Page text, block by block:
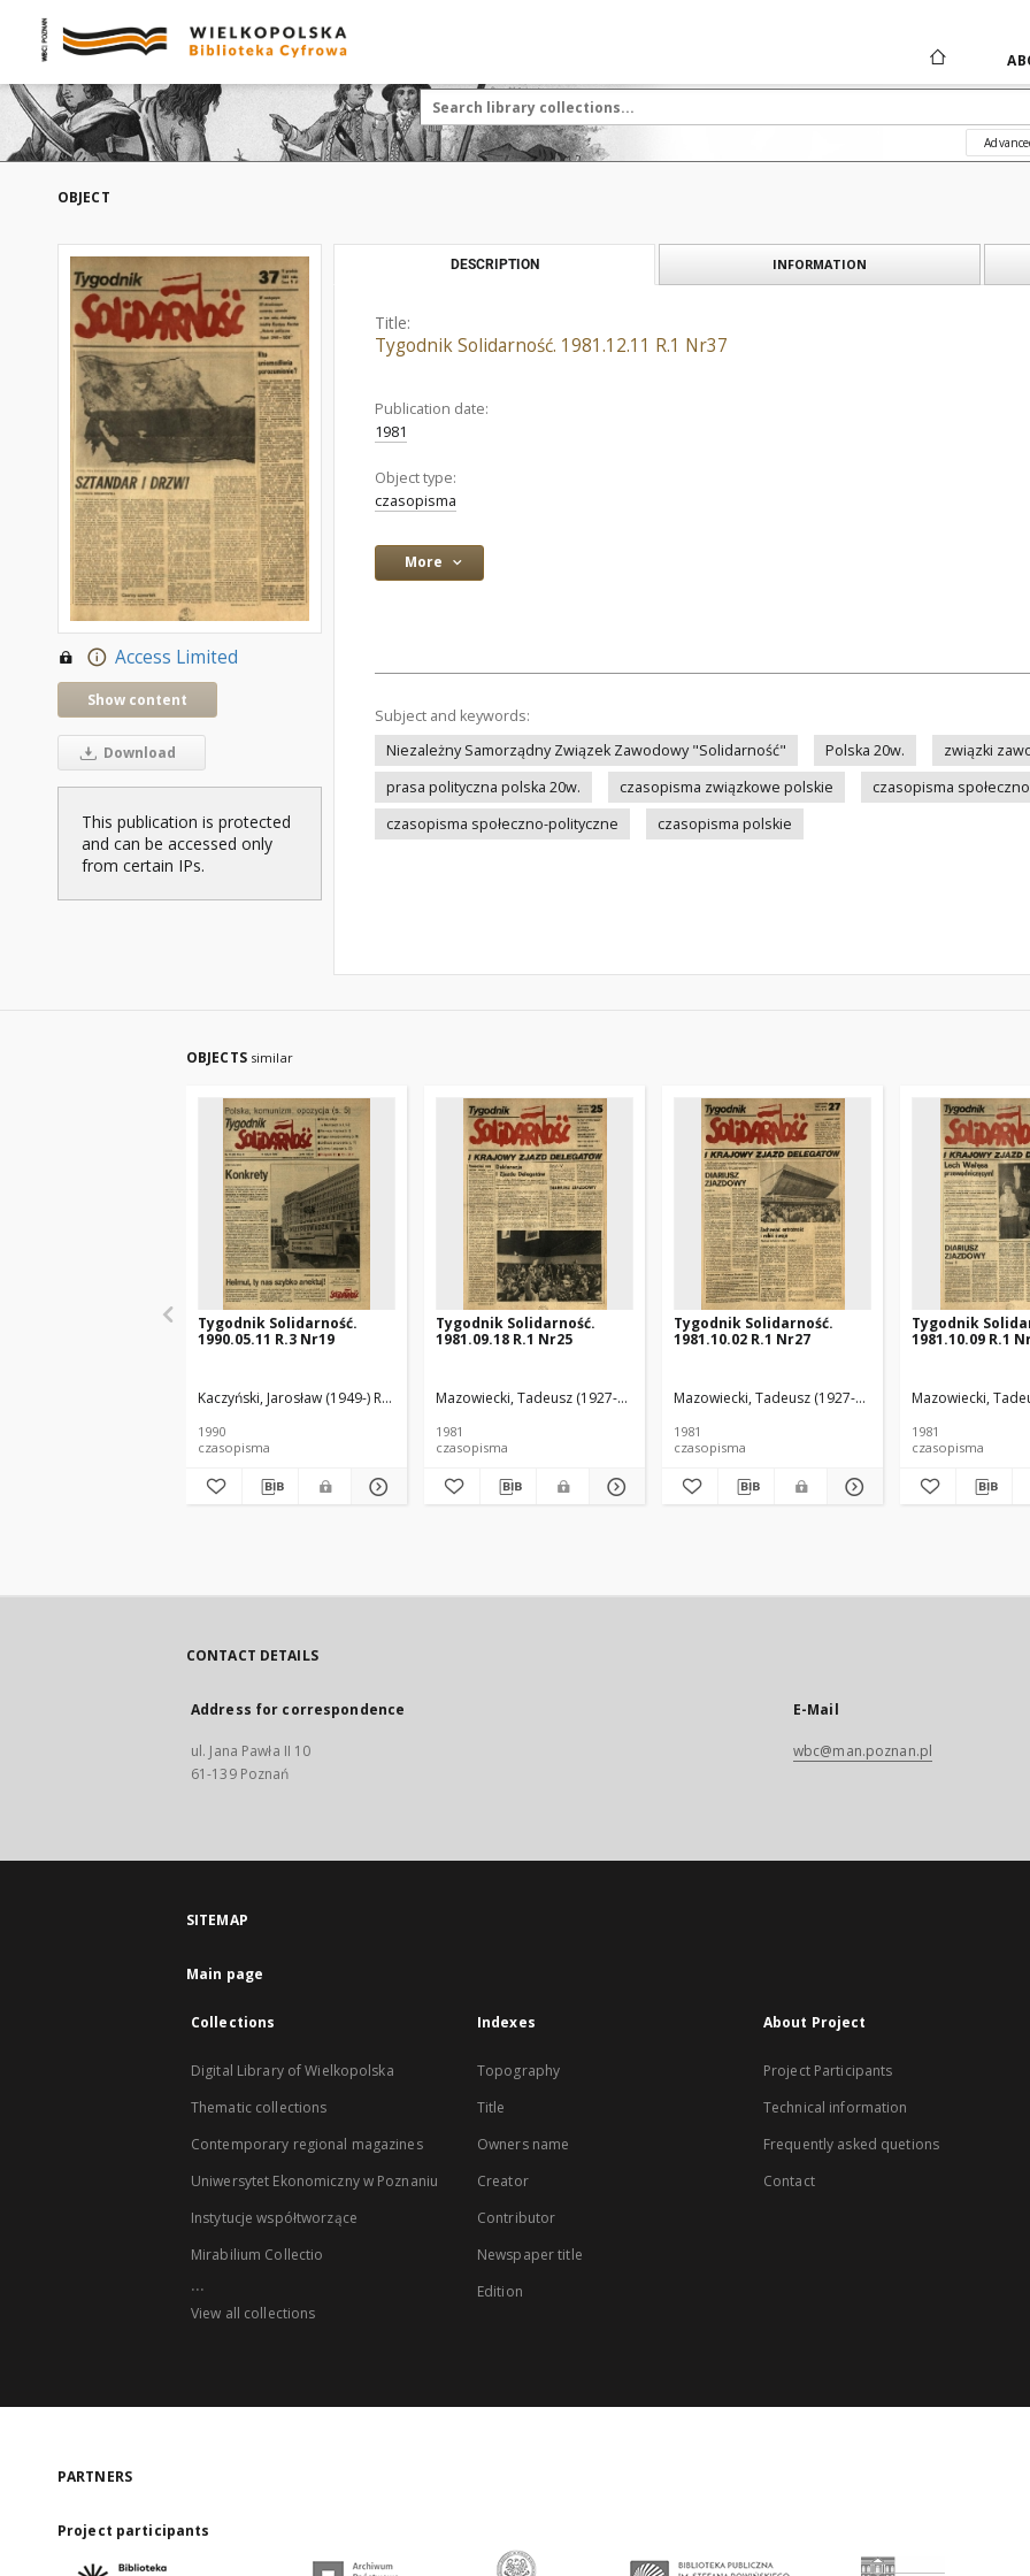
OBJECT
Access Limited
Show content
Download
This publication is protected
and can be accessed only
from certain IPs.
DESCRIPTION INFORMATION
Title:
Tygodnik Solidarność. 1981.12.11 R.1 Nr37
Publication date:
1981
Object type:
czasopisma
More
Subject and keywords:
Niezależny Samorządny Związek Zawodowy "Solidarność"
Polska 20w. związki
prasa polityczna polska 20w.
czasopisma związkowe polskie
czasopisma
czasopisma społeczno-polityczne
czasopisma polskie
OBJECTS similar
Tygodnik Solidarność.
1990.05.11 R.3 Nr19
Kaczyński, Jarosław (1949-) Red.
1990
czasopisma
Tygodnik Solidarność.
1981.09.18 R.1 Nr25
Mazowiecki, Tadeusz (1927-2013) Red.
1981
czasopisma
Tygodnik Solidarność.
1981.10.02 R.1 Nr27
Mazowiecki, Tadeusz (1927-2013) Red.
1981
czasopisma
Tygodnik
1981.10.09 R.1
Mazowiecki,
1981
czasopisma
CONTACT DETAILS
Address for correspondence
ul. Jana Pawła II 10
61-139 Poznań
E-Mail
wbc@man.poznan.pl
SITEMAP
Main page
Collections
Digital Library of Wielkopolska
Thematic collections
Contemporary regional magazines
Uniwersytet Ekonomiczny w Poznaniu
Instytucje współtworzące
Mirabilium Collectio
...
View all collections
Indexes
Topography
Title
Owners name
Creator
Contributor
Newspaper title
Edition
About Project
Project Participants
Technical information
Frequently asked quetions
Contact
PARTNERS
Project participants